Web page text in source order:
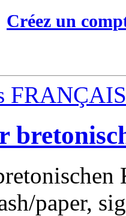
Créez un
FRANÇAIS
paper,